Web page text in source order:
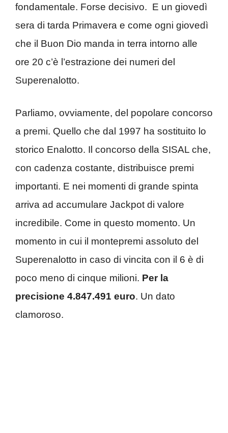
fondamentale. Forse decisivo. E un giovedì
sera di tarda Primavera e come ogni giovedì
che il Buon Dio manda in terra intorno alle
ore 20 c’è l’estrazione dei numeri del
Superenalotto.
Parliamo, ovviamente, del popolare concorso
a premi. Quello che dal 1997 ha sostituito lo
storico Enalotto. Il concorso della SISAL che,
con cadenza costante, distribuisce premi
importanti. E nei momenti di grande spinta
arriva ad accumulare Jackpot di valore
incredibile. Come in questo momento. Un
momento in cui il montepremi assoluto del
Superenalotto in caso di vincita con il 6 è di
poco meno di cinque milioni. Per la
precisione 4.847.491 euro. Un dato
clamoroso.